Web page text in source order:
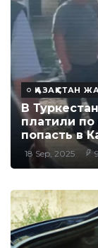
ҚАЗАҚСТАН
В
платили
попасть в
18 Sep, 2025